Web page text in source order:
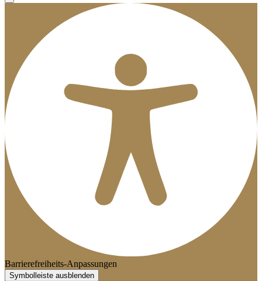
Barrierefreiheits-Anpassungen
Symbolleiste ausblenden